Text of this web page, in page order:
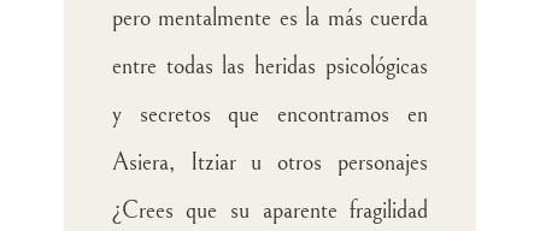
pero mentalmente es la más cuerda
entre todas las heridas psicológicas
y secretos que encontramos en
Asiera, Itziar u otros personajes
¿Crees que su aparente fragilidad